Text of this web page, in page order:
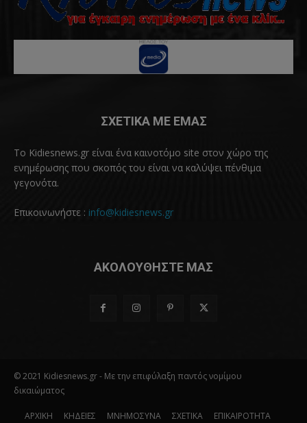
ΣΧΕΤΙΚΑ ΜΕ ΕΜΑΣ
Το Kidiesnews.gr είναι ένα καινοτόμο site στον χώρο της
ενημέρωσης που σκοπός του είναι να καλύψει πένθιμα
γεγονότα.
Επικοινωνήστε : info@kidiesnews.gr
ΑΚΟΛΟΥΘΗΣΤΕ ΜΑΣ
© 2021 Kidiesnews.gr - Με την επιφύλαξη παντός νομίμου
δικαιώματος
ΑΡΧΙΚΗ ΚΗΔΕΙΕΣ ΜΝΗΜΟΣΥΝΑ ΣΧΕΤΙΚΑ ΕΠΙΚΑΙΡΟΤΗΤΑ